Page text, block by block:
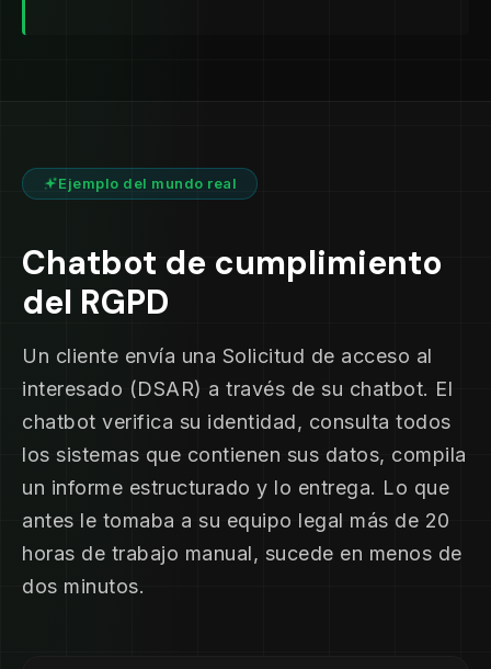
Ejemplo del mundo real
Chatbot de cumplimiento
del RGPD
Un cliente envía una Solicitud de acceso al
interesado (DSAR) a través de su chatbot. El
chatbot verifica su identidad, consulta todos
los sistemas que contienen sus datos, compila
un informe estructurado y lo entrega. Lo que
antes le tomaba a su equipo legal más de 20
horas de trabajo manual, sucede en menos de
dos minutos.